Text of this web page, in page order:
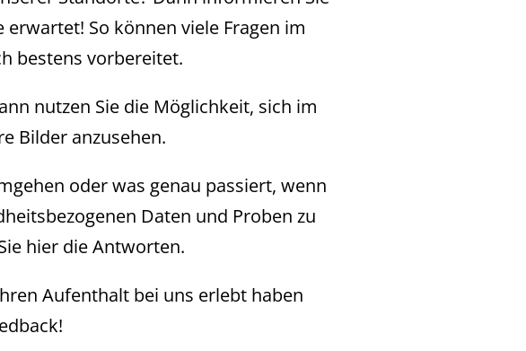
So können viele Fragen im
bestens vorbereitet.
nutzen Sie die Möglichkeit, sich im
Bilder anzusehen.
oder was genau passiert, wenn
Daten und Proben zu
hier die Antworten.
Aufenthalt bei uns erlebt haben